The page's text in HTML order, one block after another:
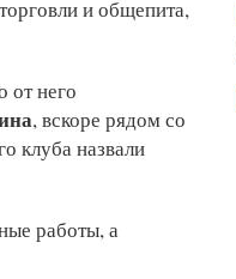
и общепита,
от него
, вскоре рядом со
клуба назвали
работы, а